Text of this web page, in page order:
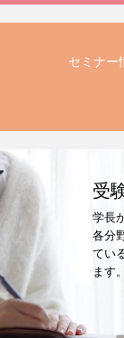
セミナー
受
学長
各分
てい
ます。